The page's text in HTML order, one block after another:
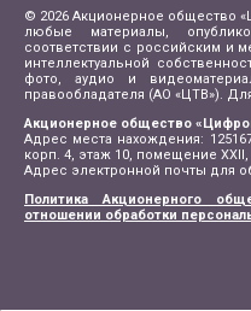
© 2026 Акционерное общество
любые материалы,
соответствии с российским и
интеллектуальной
фото, аудио и
правообладателя (АО «ЦТВ»).
Акционерное общество
Адрес места нахождения:
корп. 4, этаж 10, помещение XXII,
Адрес электронной почты для
Политика Акционерного
отношении обработки